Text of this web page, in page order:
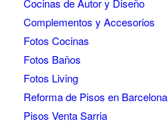
Cocinas de Autor y Diseño
Complementos y Accesorios
Fotos Cocinas
Fotos Baños
Fotos Living
Reforma de Pisos en Barcelona
Pisos Venta Sarria